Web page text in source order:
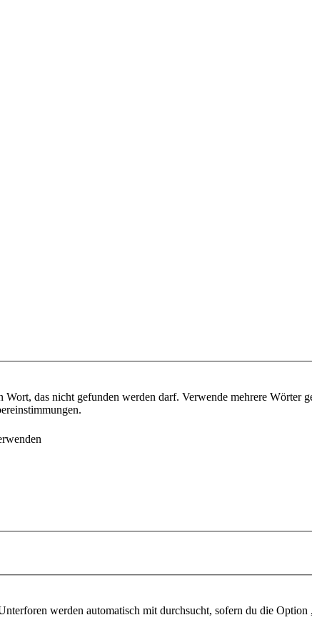
Wort, das nicht gefunden werden darf. Verwende mehrere Wörter
werden automatisch mit durchsucht, sofern du die